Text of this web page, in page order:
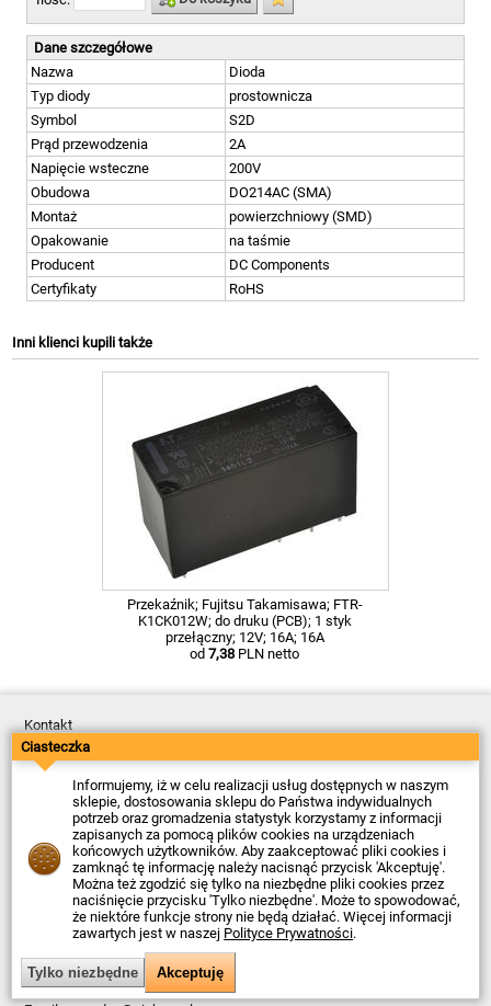
Dane szczegółowe
Nazwa
Dioda
Typ diody
prostownicza
Symbol
S2D
Prąd przewodzenia
2A
Napięcie wsteczne
200V
Obudowa
DO214AC (SMA)
Montaż
powierzchniowy (SMD)
Opakowanie
na taśmie
Producent
DC Components
Certyfikaty
RoHS
Inni klienci kupili także
Przekaźnik; Fujitsu Takamisawa; FTR-
K1CK012W; do druku (PCB); 1 styk
przełączny; 12V; 16A; 16A
od 7,38 PLN netto
Kontakt
Dostawa
Płatność
Zwroty
Reklamacje
Regulamin
Polityka Prywatności
O Firmie
Data ostatniej aktualizacji: 2026-08-06
© Firma Piekarz Sp. z o.o. 2000-2026
Sklep elektroniczny Firma Piekarz Sp. z o.o.
ul. Wólczyńska 206
01-919 Warszawa
NIP: 118-15-77-240
Ciasteczka
Informujemy, iż w celu realizacji usług dostępnych w naszym
sklepie, dostosowania sklepu do Państwa indywidualnych
potrzeb oraz gromadzenia statystyk korzystamy z informacji
zapisanych za pomocą plików cookies na urządzeniach
końcowych użytkowników. Aby zaakceptować pliki cookies i
zamknąć tę informację należy nacisnąć przycisk 'Akceptuję'.
Można też zgodzić się tylko na niezbędne pliki cookies przez
naciśnięcie przycisku 'Tylko niezbędne'. Może to spowodować,
że niektóre funkcje strony nie będą działać. Więcej informacji
zawartych jest w naszej Polityce Prywatności.